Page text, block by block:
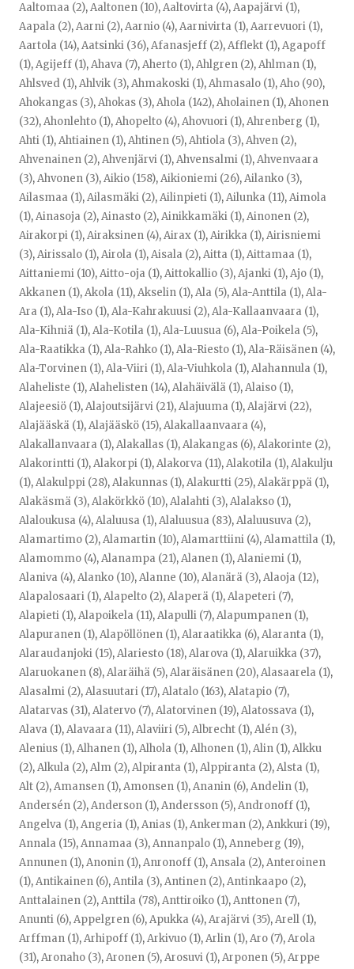
Aaltomaa (2),Aaltonen (10),Aaltovirta (4),Aapajärvi (1),
Aapala (2),Aarni (2),Aarnio (4),Aarnivirta (1),Aarrevuori (1),
Aartola (14),Aatsinki (36),Afanasjeff (2),Afflekt (1),Agapoff
(1),Agijeff (1),Ahava (7),Aherto (1),Ahlgren (2),Ahlman (1),
Ahlsved (1),Ahlvik (3),Ahmakoski (1),Ahmasalo (1),Aho (90),
Ahokangas (3),Ahokas (3),Ahola (142),Aholainen (1),Ahonen
(32),Ahonlehto (1),Ahopelto (4),Ahovuori (1),Ahrenberg (1),
Ahti (1),Ahtiainen (1),Ahtinen (5),Ahtiola (3),Ahven (2),
Ahvenainen (2),Ahvenjärvi (1),Ahvensalmi (1),Ahvenvaara
(3),Ahvonen (3),Aikio (158),Aikioniemi (26),Ailanko (3),
Ailasmaa (1),Ailasmäki (2),Ailinpieti (1),Ailunka (11),Aimola
(1),Ainasoja (2),Ainasto (2),Ainikkamäki (1),Ainonen (2),
Airakorpi (1),Airaksinen (4),Airax (1),Airikka (1),Airisniemi
(3),Airissalo (1),Airola (1),Aisala (2),Aitta (1),Aittamaa (1),
Aittaniemi (10),Aitto-oja (1),Aittokallio (3),Ajanki (1),Ajo (1),
Akkanen (1),Akola (11),Akselin (1),Ala (5),Ala-Anttila (1),Ala-
Ara (1),Ala-Iso (1),Ala-Kahrakuusi (2),Ala-Kallaanvaara (1),
Ala-Kihniä (1),Ala-Kotila (1),Ala-Luusua (6),Ala-Poikela (5),
Ala-Raatikka (1),Ala-Rahko (1),Ala-Riesto (1),Ala-Räisänen (4),
Ala-Torvinen (1),Ala-Viiri (1),Ala-Viuhkola (1),Alahannula (1),
Alaheliste (1),Alahelisten (14),Alahäivälä (1),Alaiso (1),
Alajeesiö (1),Alajoutsijärvi (21),Alajuuma (1),Alajärvi (22),
Alajääskä (1),Alajääskö (15),Alakallaanvaara (4),
Alakallanvaara (1),Alakallas (1),Alakangas (6),Alakorinte (2),
Alakorintti (1),Alakorpi (1),Alakorva (11),Alakotila (1),Alakulju
(1),Alakulppi (28),Alakunnas (1),Alakurtti (25),Alakärppä (1),
Alakäsmä (3),Alakörkkö (10),Alalahti (3),Alalakso (1),
Alaloukusa (4),Alaluusa (1),Alaluusua (83),Alaluusuva (2),
Alamartimo (2),Alamartin (10),Alamarttiini (4),Alamattila (1),
Alamommo (4),Alanampa (21),Alanen (1),Alaniemi (1),
Alaniva (4),Alanko (10),Alanne (10),Alanärä (3),Alaoja (12),
Alapalosaari (1),Alapelto (2),Alaperä (1),Alapeteri (7),
Alapieti (1),Alapoikela (11),Alapulli (7),Alapumpanen (1),
Alapuranen (1),Alapöllönen (1),Alaraatikka (6),Alaranta (1),
Alaraudanjoki (15),Alariesto (18),Alarova (1),Alaruikka (37),
Alaruokanen (8),Alaräihä (5),Alaräisänen (20),Alasaarela (1),
Alasalmi (2),Alasuutari (17),Alatalo (163),Alatapio (7),
Alatarvas (31),Alatervo (7),Alatorvinen (19),Alatossava (1),
Alava (1),Alavaara (11),Alaviiri (5),Albrecht (1),Alén (3),
Alenius (1),Alhanen (1),Alhola (1),Alhonen (1),Alin (1),Alkku
(2),Alkula (2),Alm (2),Alpiranta (1),Alppiranta (2),Alsta (1),
Alt (2),Amansen (1),Amonsen (1),Ananin (6),Andelin (1),
Andersén (2),Anderson (1),Andersson (5),Andronoff (1),
Angelva (1),Angeria (1),Anias (1),Ankerman (2),Ankkuri (19),
Annala (15),Annamaa (3),Annanpalo (1),Anneberg (19),
Annunen (1),Anonin (1),Anronoff (1),Ansala (2),Anteroinen
(1),Antikainen (6),Antila (3),Antinen (2),Antinkaapo (2),
Anttalainen (2),Anttila (78),Anttiroiko (1),Anttonen (7),
Anunti (6),Appelgren (6),Apukka (4),Arajärvi (35),Arell (1),
Arffman (1),Arhipoff (1),Arkivuo (1),Arlin (1),Aro (7),Arola
(31),Aronaho (3),Aronen (5),Arosuvi (1),Arponen (5),Arppe